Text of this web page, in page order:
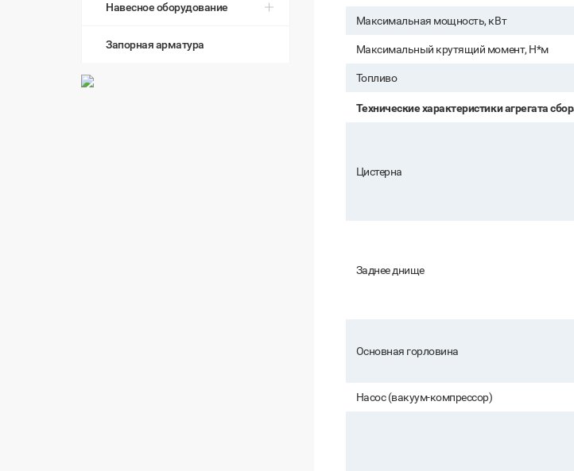
Навесное оборудование
Запорная арматура
Максимальная мощность, кВт
Максимальный крутящий момент, Н*м
Топливо
Технические характеристики агрегата
Цистерна
Заднее днище
Основная горловина
Насос (вакуум-компрессор)